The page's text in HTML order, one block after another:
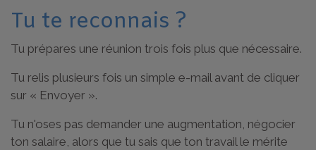
Tu te reconnais ?
Tu prépares une réunion trois fois plus que nécessaire.
Tu relis plusieurs fois un simple e-mail avant de cliquer
sur « Envoyer ».
Tu n'oses pas demander une augmentation, négocier
ton salaire, alors que tu sais que ton travail le mérite